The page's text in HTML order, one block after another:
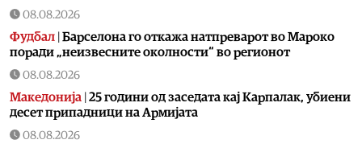
08.08.2026
Фудбал Барселона го откажа натпреварот во Мароко
поради „неизвесните околности“ во регионот
08.08.2026
Македонија 25 години од заседата кај Карпалак, убиени
десет припадници на Армијата
08.08.2026